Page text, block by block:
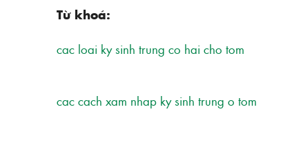
Từ khoá:
cac loai ky sinh trung co hai cho tom
cac cach xam nhap ky sinh trung o tom